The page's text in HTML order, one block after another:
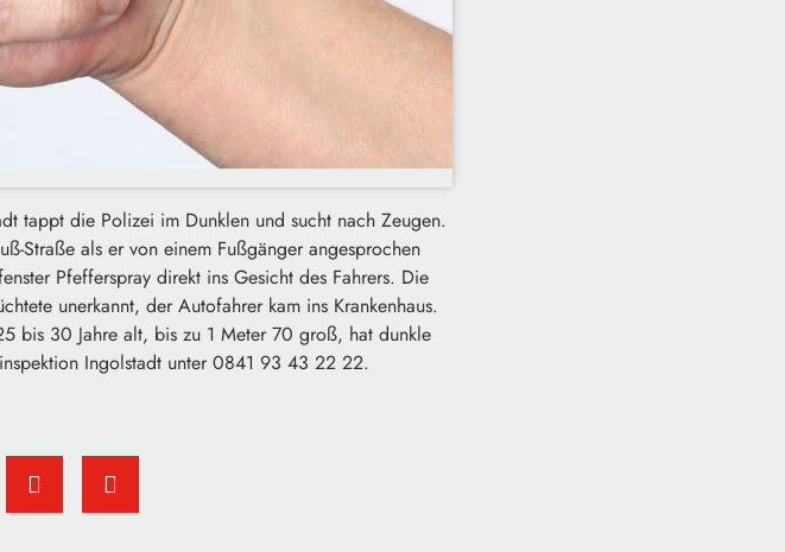
tappt die Polizei im Dunklen und sucht nach Zeugen.
Straße als er von einem Fußgänger angesprochen
Pfefferspray direkt ins Gesicht des Fahrers. Die
unerkannt, der Autofahrer kam ins Krankenhaus.
bis 30 Jahre alt, bis zu 1 Meter 70 groß, hat dunkle
Ingolstadt unter 0841 93 43 22 22.